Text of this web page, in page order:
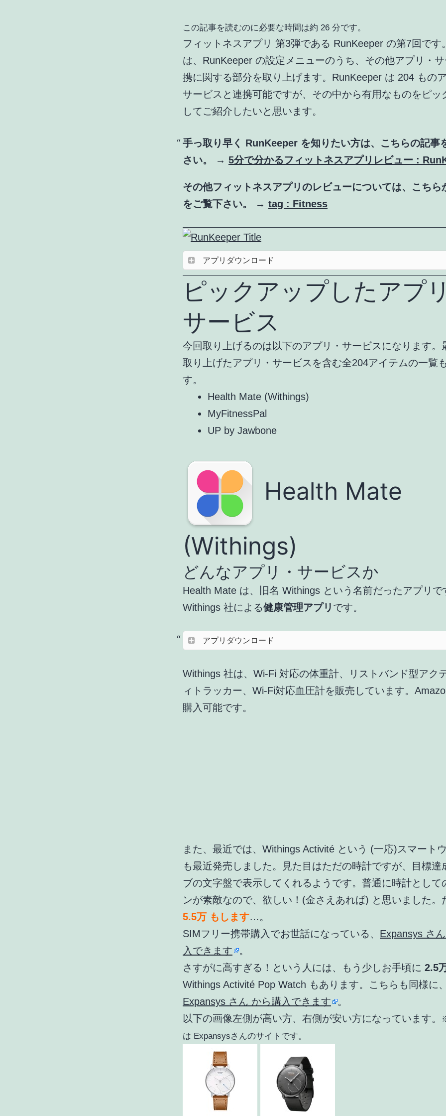
この記事を読むのに必要な時間は約 26 分です。
フィットネスアプリ 第3弾である RunKeeper の第7回です
は、RunKeeper の設定メニューのうち、その他アプリ・
携に関する部分を取り上げます。RunKeeper は 204 もの
サービスと連携可能ですが、その中から有用なものをピッ
してご紹介したいと思います。
手っ取り早く RunKeeper を知りたい方は、こちらの記事
さい。 → 5分で分かるフィットネスアプリレビュー :
その他フィットネスアプリのレビューについては、こちら
をご覧下さい。 → tag : Fitness
アプリダウンロード
ピックアップしたアプ
サービス
今回取り上げるのは以下のアプリ・サービスになります。
取り上げたアプリ・サービスを含む全204アイテムの一覧
す。
Health Mate (Withings)
MyFitnessPal
UP by Jawbone
Health Mate
(Withings)
どんなアプリ・サービスか
Health Mate は、旧名 Withings という名前だったアプリで
Withings 社による健康管理アプリ です。
アプリダウンロード
Withings 社は、Wi-Fi 対応の体重計、リストバンド型アク
ィトラッカー、Wi-Fi対応血圧計を販売しています。
購入可能です。
また、最近では、Withings Activité という (一応)スマート
も最近発売しました。見た目はただの時計ですが、目標達
ブの文字盤で表示してくれるようです。普通に時計として
ンが素敵なので、欲しい！(金さえあれば) と思いました。
5.5万 もします…。
SIMフリー携帯購入でお世話になっている、 Expansys さ
入できます
。
さすがに高すぎる！という人には、もう少しお手頃に 2.5
Withings Activité Pop Watch もあります。こちらも同様に
Expansys さん から購入できます
。
以下の画像左側が高い方、右側が安い方になっています。
は Expansysさんのサイトです。